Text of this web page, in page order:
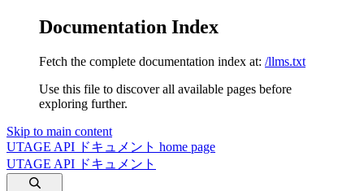
Documentation Index
Fetch the complete documentation index at: /llms.txt
Use this file to discover all available pages before
exploring further.
Skip to main content
UTAGE API ドキュメント home page
UTAGE API ドキュメント